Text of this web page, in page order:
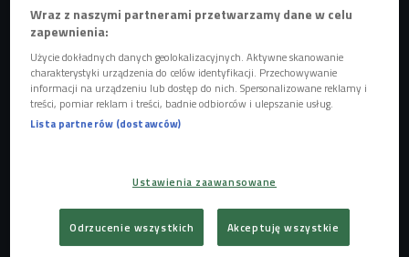
Czwórki w głośnikach, która mamy nadzieję, umili Wam
chwile podczas świątecznego leniuchowania!
A póki co - dobrej zabawy!
Wraz z naszymi partnerami przetwarzamy dane w celu
zapewnienia:
Użycie dokładnych danych geolokalizacyjnych. Aktywne skanowanie
charakterystyki urządzenia do celów identyfikacji. Przechowywanie
informacji na urządzeniu lub dostęp do nich. Spersonalizowane reklamy i
treści, pomiar reklam i treści, badnie odbiorców i ulepszanie usług.
Lista partnerów (dostawców)
Ustawienia zaawansowane
Odrzucenie wszystkich Akceptuję wszystkie